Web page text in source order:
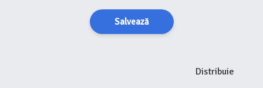
Salvează
Distribuie